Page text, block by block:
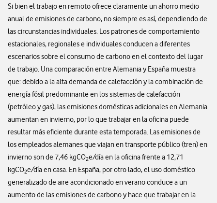
Si bien el trabajo en remoto ofrece claramente un ahorro medio
anual de emisiones de carbono, no siempre es así, dependiendo de
las circunstancias individuales. Los patrones de comportamiento
estacionales, regionales e individuales conducen a diferentes
escenarios sobre el consumo de carbono en el contexto del lugar
de trabajo. Una comparación entre Alemania y España muestra
que: debido a la alta demanda de calefacción y la combinación de
energía fósil predominante en los sistemas de calefacción
(petróleo y gas), las emisiones domésticas adicionales en Alemania
aumentan en invierno, por lo que trabajar en la oficina puede
resultar más eficiente durante esta temporada. Las emisiones de
los empleados alemanes que viajan en transporte público (tren) en
invierno son de 7,46 kgCO2e/día en la oficina frente a 12,71
kgCO2e/día en casa. En España, por otro lado, el uso doméstico
generalizado de aire acondicionado en verano conduce a un
aumento de las emisiones de carbono y hace que trabajar en la